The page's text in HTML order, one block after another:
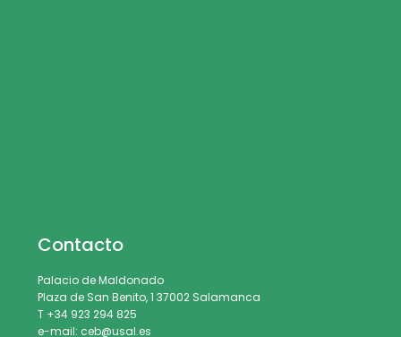
Contacto
Palacio de Maldonado
Plaza de San Benito, 1 37002 Salamanca
T +34 923 294 825
e-mail: ceb@usal.es